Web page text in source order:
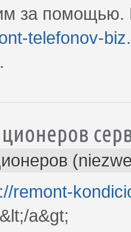
за помощью.
telefonov-
remont-
a&gt;